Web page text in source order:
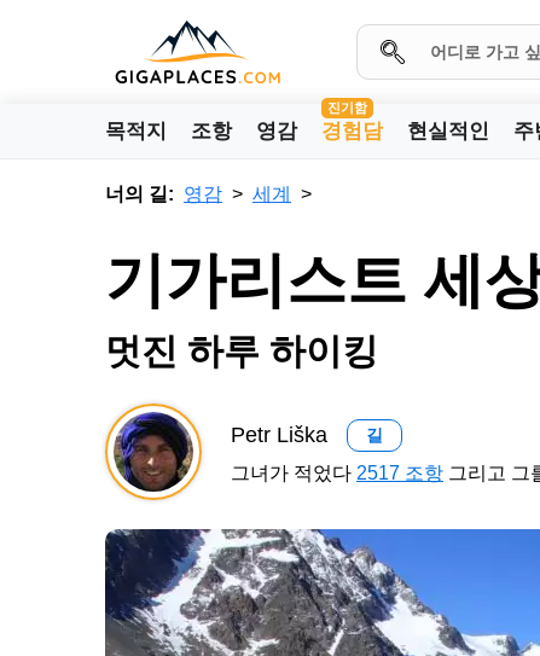
목적지 조항 영감
진기함
경험담 현실적인 주
너의 길: 영감 세계
기가리스트 세
멋진 하루 하이킹
Petr Liška 길
그녀가 적었다 2517 조항 그리고 그